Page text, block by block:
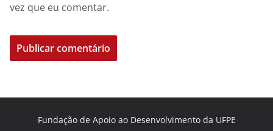
vez que eu comentar.
Fundação de Apoio ao Desenvolvimento da UFPE